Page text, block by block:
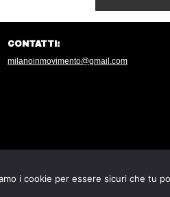
CONTATTI:
milanoinmovimento@gmail.com
i cookie per essere sicuri che tu